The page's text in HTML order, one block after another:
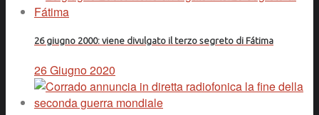
26 giugno 2000: viene divulgato il terzo segreto di Fátima
26 Giugno 2020